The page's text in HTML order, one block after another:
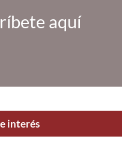
aquí
interés